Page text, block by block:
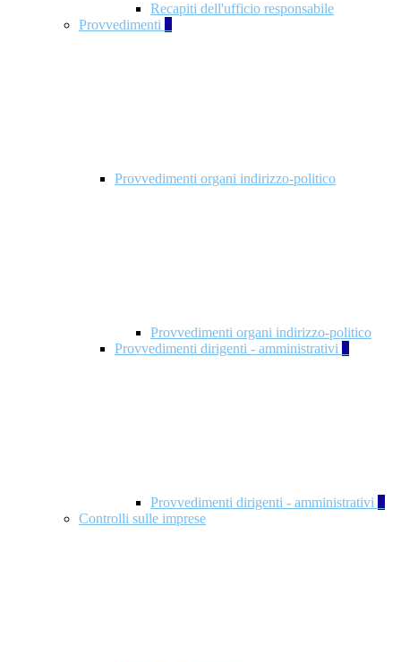
Recapiti dell'ufficio responsabile
Provvedimenti 3
Provvedimenti organi indirizzo-politico
Provvedimenti organi indirizzo-politico
Provvedimenti dirigenti - amministrativi 3
Provvedimenti dirigenti - amministrativi 1
Controlli sulle imprese